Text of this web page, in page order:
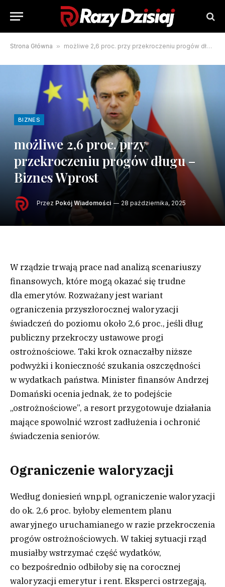
Strona Główna » możliwe 2,6 proc. przy przekroczeniu progów długu – Biznes Wprost
BIZNES
możliwe 2,6 proc. przy
przekroczeniu progów długu –
Biznes Wprost
Przez Pokój Wiadomości 28 października, 2025
W rządzie trwają prace nad analizą scenariuszy
finansowych, które mogą okazać się trudne
dla emerytów. Rozważany jest wariant
ograniczenia przyszłorocznej waloryzacji
świadczeń do poziomu około 2,6 proc., jeśli dług
publiczny przekroczy ustawowe progi
ostrożnościowe. Taki krok oznaczałby niższe
podwyżki i konieczność szukania oszczędności
w wydatkach państwa. Minister finansów Andrzej
Domański ocenia jednak, że to podejście
„ostrożnościowe”, a resort przygotowuje działania
mające spowolnić wzrost zadłużenia i ochronić
świadczenia seniorów.
Ograniczenie waloryzacji
Według doniesień wnp.pl, ograniczenie waloryzacji
do ok. 2,6 proc. byłoby elementem planu
awaryjnego uruchamianego w razie przekroczenia
progów ostrożnościowych. W takiej sytuacji rząd
musiałby wstrzymać część wydatków,
co bezpośrednio odbiłoby się na corocznej
waloryzacji emerytur i rent. Eksperci ostrzegają,